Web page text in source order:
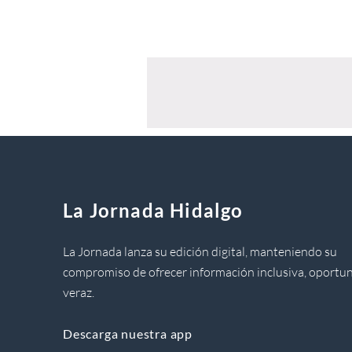
La Jornada Hidalgo
La Jornada lanza su edición digital, manteniendo su
compromiso de ofrecer información inclusiva,
veraz.
Descarga nuestra app